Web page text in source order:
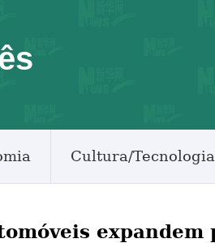
Cultura/Tecnologia